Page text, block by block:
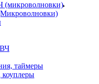
(микроволновки)
таймеры
коуплеры